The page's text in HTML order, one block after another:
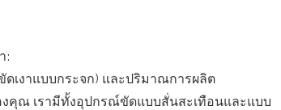
:
เงาแบบกระจก) และปริมาณการผลิต
คุณ เรามีทั้งอุปกรณ์ขัดแบบสั่นสะเทือนและแบบ